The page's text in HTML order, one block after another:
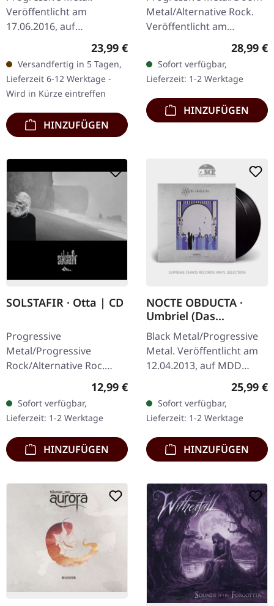
Veröffentlicht am
17.06.2016, auf
Roadrunner Records.
"Magma," das sechste
Studioalbum der
französischen…
Regulärer Preis:
23,99 €
Versandfertig in 5 Tagen,
Lieferzeit 6-12 Werktage -
Wird in Kürze eintreffen
HINZUFÜGEN
Metal/Alternative Rock.
Veröffentlicht am
19.06.2026, auf Peaceville
Records. Klares Vinyl im
Standard-Cover. Plastic
Head…
28,99 €
Sofort verfügbar,
Lieferzeit: 1-2 Werktage
HINZUFÜGEN
SOLSTAFIR · Otta | CD
Progressive
Metal/Progressive
Rock/Alternative Roc.
29.08.2014, auf Season Of
Mist. CD im Jewelcase.
Sólstafirs "Ótta" stellt
eine…
Regulärer Preis:
12,99 €
Sofort verfügbar,
Lieferzeit: 1-2 Werktage
HINZUFÜGEN
NOCTE OBDUCTA ·
Umbriel (Das
Schweigen zwischen
den Sternen) | BLACK
2LP
Black Metal/Progressive
Metal. Veröffentlicht am
12.04.2013, auf MDD
Records. Schwarzes
Doppel-Vinyl im Gatefold-
Cover. Nocte Obducta
kehrt mit ihrem…
25,99 €
Sofort verfügbar,
Lieferzeit: 1-2 Werktage
HINZUFÜGEN